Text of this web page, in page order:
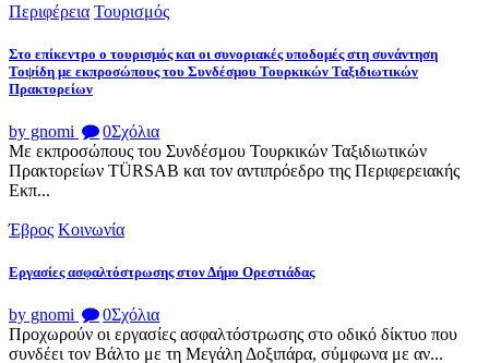
Περιφέρεια Τουρισμός
Στο επίκεντρο ο τουρισμός και οι συνοριακές υποδομές στη συνάντηση
Τοψίδη με εκπροσώπους του Συνδέσμου Τουρκικών Ταξιδιωτικών
Πρακτορείων
by gnomi 0Σχόλια
Με εκπροσώπους του Συνδέσμου Τουρκικών Ταξιδιωτικών
Πρακτορείων TÜRSAB και τον αντιπρόεδρο της Περιφερειακής
Εκπ...
Έβρος Κοινωνία
Εργασίες ασφαλτόστρωσης στον Δήμο Ορεστιάδας
by gnomi 0Σχόλια
Προχωρούν οι εργασίες ασφαλτόστρωσης στο οδικό δίκτυο που
συνδέει τον Βάλτο με τη Μεγάλη Δοξιπάρα, σύμφωνα με αν...